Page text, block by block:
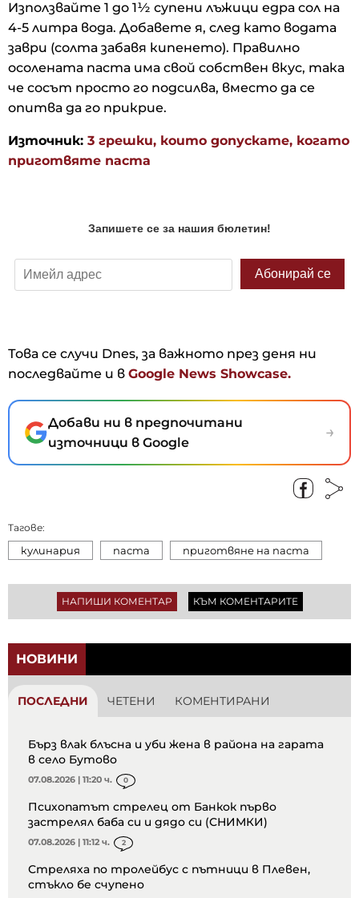
Използвайте 1 до 1½ супени лъжици едра сол на
4-5 литра вода. Добавете я, след като водата
заври (солта забавя кипенето). Правилно
осолената паста има свой собствен вкус, така
че сосът просто го подсилва, вместо да се
опитва да го прикрие.
Източник: 3 грешки, които допускате, когато
приготвяте паста
Това се случи Dnes, за важното през деня ни
последвайте и в Google News Showcase.
Добави ни в предпочитани
източници в Google
→
Тагове:
кулинария паста приготвяне на паста
НАПИШИ КОМЕНТАР КЪМ КОМЕНТАРИТЕ
НОВИНИ
ПОСЛЕДНИ ЧЕТЕНИ КОМЕНТИРАНИ
Бърз влак блъсна и уби жена в района на гарата
в село Бутово
07.08.2026 | 11:20 ч. 0
Психопатът стрелец от Банкок първо
застрелял баба си и дядо си (СНИМКИ)
07.08.2026 | 11:12 ч. 2
Стреляха по тролейбус с пътници в Плевен,
стъкло бе счупено